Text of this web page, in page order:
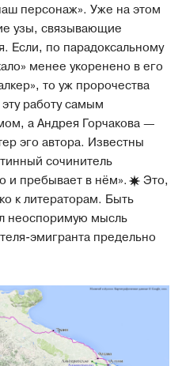
персонаж». Уже на этом
узы, связывающие
Если, по парадоксальному
менее укоренено в его
то уж пророчества
работу самым
а Андрея Горчакова —
эго автора. Известны
сочинитель
и пребывает в нём».
Это,
к литераторам. Быть
неоспоримую мысль
эмигранта предельно